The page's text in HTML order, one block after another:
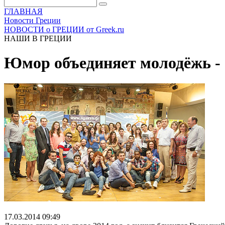
ГЛАВНАЯ
Новости Греции
НОВОСТИ о ГРЕЦИИ от Greek.ru
НАШИ В ГРЕЦИИ
Юмор объединяет молодёжь -
17.03.2014 09:49